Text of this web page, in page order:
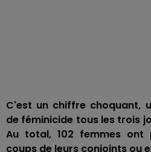
C'est un chiffre choquant,
de féminicide tous les trois
Au total, 102 femmes
coups de leurs conjoints ou